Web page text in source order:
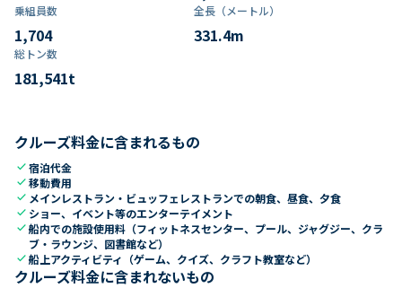
乗組員数​
1,704
全長（メートル）
331.4m
総トン数​
181,541t
クルーズ料金に含まれるもの
check宿泊代金
check移動費用
check メインレストラン・ビュッフェレストランでの朝食、昼食、夕食
check ショー、イベント等のエンターテイメント
check船内での施設使用料（フィットネスセンター、プール、ジャグジー、クラ
ブ・ラウンジ、図書館など）
check船上アクティビティ（ゲーム、クイズ、クラフト教室など）
クルーズ料金に含まれないもの